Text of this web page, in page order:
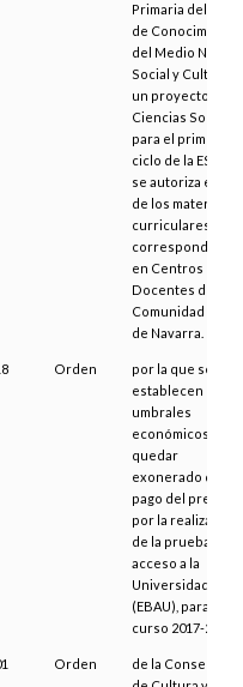
Primaria del área
de Conocimiento
del Medio
Social y Cultural,
un proyecto de
Ciencias Sociales
para el primer
ciclo de la ESO, y
se autoriza el uso
de los materiales
curriculares
en Centros
Docentes de la
Comunidad Foral
de Navarra.
Orden
por la que se
establecen los
umbrales
económicos para
quedar
exonerado del
pago del precio
por la realización
de la prueba para
acceso a la
Universidad
(EBAU), para el
curso 2017-2018
Orden
de la Conselleria